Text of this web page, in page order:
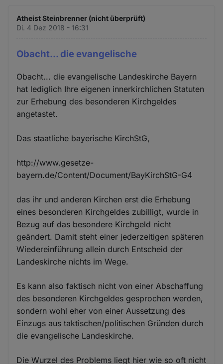
Atheist Steinbrenner (nicht überprüft)
Di. 4 Dez 2018 - 16:31
Obacht... die evangelische
Obacht... die evangelische Landeskirche Bayern
hat lediglich Ihre eigenen innerkirchlichen Statuten
zur Erhebung des besonderen Kirchgeldes
angetastet.
Das staatliche bayerische KirchStG,
http://www.gesetze-
bayern.de/Content/Document/BayKirchStG-G4
das ihr und anderen Kirchen erst die Erhebung
eines besonderen Kirchgeldes zubilligt, wurde in
Bezug auf das besondere Kirchgeld nicht
geändert. Damit steht einer jederzeitigen späteren
Wiedereinführung allein durch Entscheid der
Landeskirche nichts im Wege.
Es kann also faktisch nicht von einer Abschaffung
des besonderen Kirchgeldes gesprochen werden,
sondern wohl eher von einer Aussetzung des
Einzugs aus taktischen/politischen Gründen durch
die evangelische Landeskirche.
Die Wurzel des Problems liegt hier wie so oft nicht